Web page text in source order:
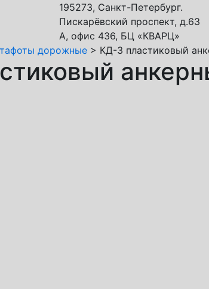
195273, Санкт-Петербург.
Пискарёвский проспект, д.63
А, офис 436, БЦ «КВАРЦ»
дорожные > КД-3 пластиковый